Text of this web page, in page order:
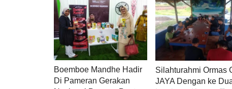
Boemboe Mandhe Hadir
Di Pameran Gerakan
Silahturahmi Ormas
JAYA Dengan ke